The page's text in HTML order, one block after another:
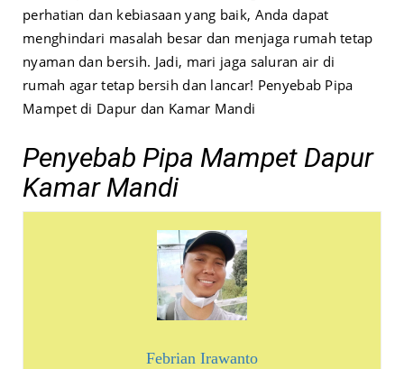
perhatian dan kebiasaan yang baik, Anda dapat
menghindari masalah besar dan menjaga rumah tetap
nyaman dan bersih. Jadi, mari jaga saluran air di
rumah agar tetap bersih dan lancar! Penyebab Pipa
Mampet di Dapur dan Kamar Mandi
Penyebab Pipa Mampet Dapur
Kamar Mandi
Febrian Irawanto